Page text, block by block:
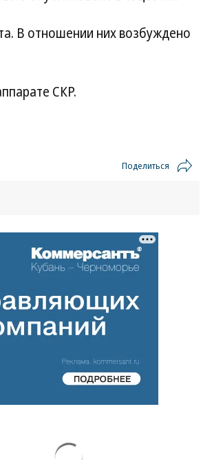
В отношении них возбуждено
СКР.
Поделиться